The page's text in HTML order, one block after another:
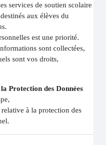
services de soutien scolaire
aux élèves du
est une priorité.
sont collectées,
sont vos droits,
Protection des Données
relative à la protection des